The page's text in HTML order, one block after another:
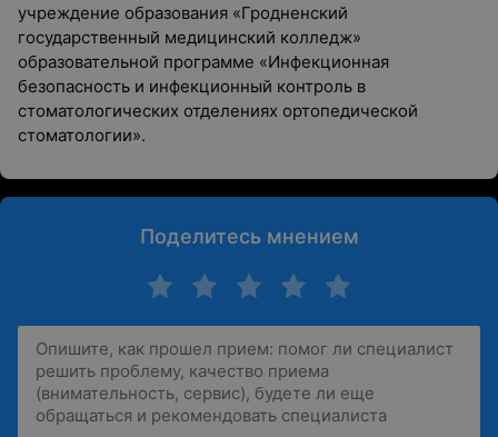
учреждение образования «Гродненский
государственный медицинский колледж»
образовательной программе «Инфекционная
безопасность и инфекционный контроль в
стоматологических отделениях ортопедической
стоматологии».
Поделитесь мнением